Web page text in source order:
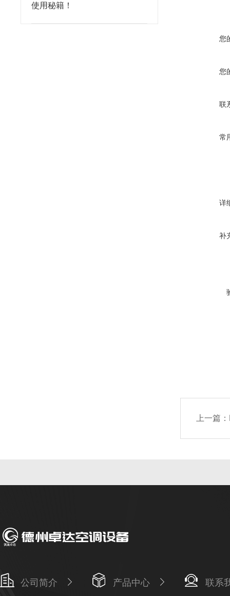
使用秘籍！
您
您
联
常
详
补
上一篇：
公司简介 产品中心 联系